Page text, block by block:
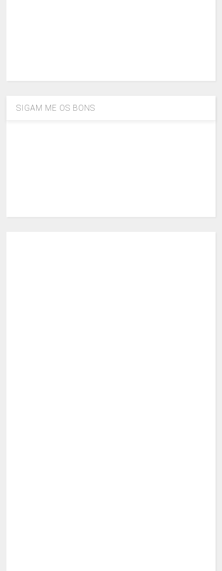
SIGAM ME OS BONS